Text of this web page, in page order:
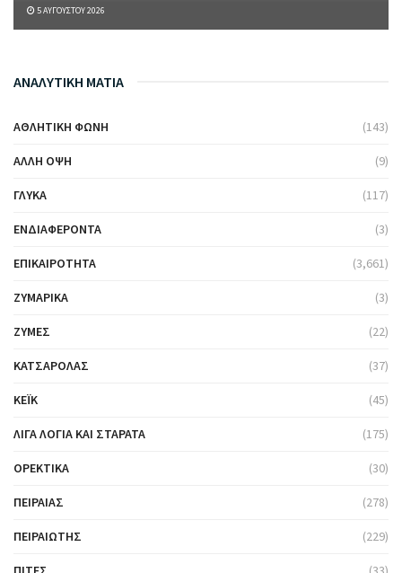
5 ΑΥΓΟΎΣΤΟΥ 2026
ΑΝΑΛΥΤΙΚΗ ΜΑΤΙΑ
ΑΘΛΗΤΙΚΉ ΦΩΝΉ (143)
ΆΛΛΗ ΌΨΗ (9)
ΓΛΥΚΆ (117)
ΕΝΔΙΑΦΈΡΟΝΤΑ (3)
ΕΠΙΚΑΙΡΌΤΗΤΑ (3,661)
ΖΥΜΑΡΙΚΆ (3)
ΖΎΜΕΣ (22)
ΚΑΤΣΑΡΌΛΑΣ (37)
ΚΈΙΚ (45)
ΛΊΓΑ ΛΌΓΙΑ ΚΑΙ ΣΤΑΡΆΤΑ (175)
ΟΡΕΚΤΙΚΆ (30)
ΠΕΙΡΑΙΆΣ (278)
ΠΕΙΡΑΙΏΤΗΣ (229)